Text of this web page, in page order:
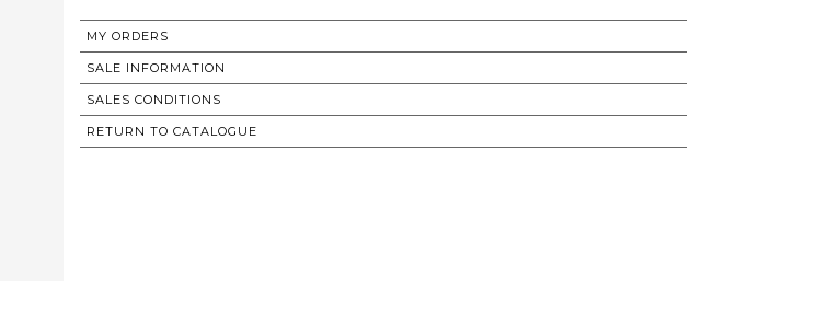
MY ORDERS
SALE INFORMATION
SALES CONDITIONS
RETURN TO CATALOGUE